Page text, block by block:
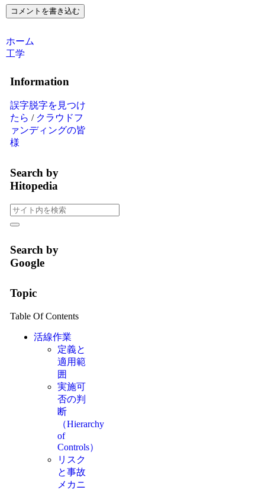
コメントを書き込む
ホーム
工学
Information
誤字脱字を見つけ
たら / クラウドフ
ァンディングの皆
様
Search by
Hitopedia
Search by
Google
Topic
Table Of Contents
活線作業
定義と
適用範
囲
実施可
否の判
断
（Hierarchy
of
Controls）
リスク
と事故
メカニ